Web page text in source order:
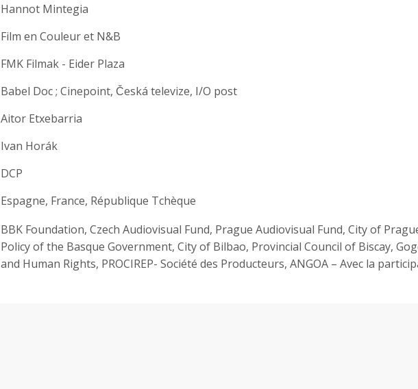
Hannot Mintegia
Film en Couleur et N&B
FMK Filmak - Eider Plaza
Babel Doc ; Cinepoint, Česká televize, I/O post
Aitor Etxebarria
Ivan Horák
DCP
Espagne, France, République Tchèque
BBK Foundation, Czech Audiovisual Fund, Prague Audiovisual Fund, City of
Policy of the Basque Government, City of Bilbao, Provincial Council of Biscay,
and Human Rights, PROCIREP- Société des Producteurs, ANGOA – Avec la